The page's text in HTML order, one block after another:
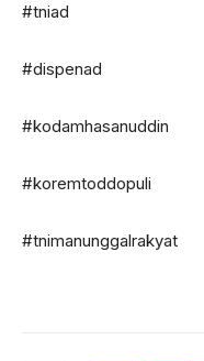
#tniad
#dispenad
#kodamhasanuddin
#koremtoddopuli
#tnimanunggalrakyat